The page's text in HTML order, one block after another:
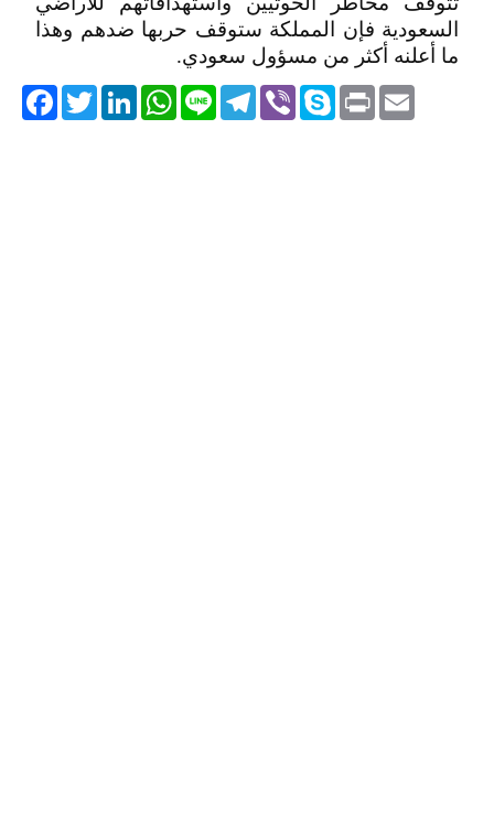
السعودية فإن المملكة ستوقف حربها ضدهم وهذا
ما أعلنه أكثر من مسؤول سعودي.
TwitterLinkedIn
WhatsApp Line
Telegram ViberSkype PrintEmail